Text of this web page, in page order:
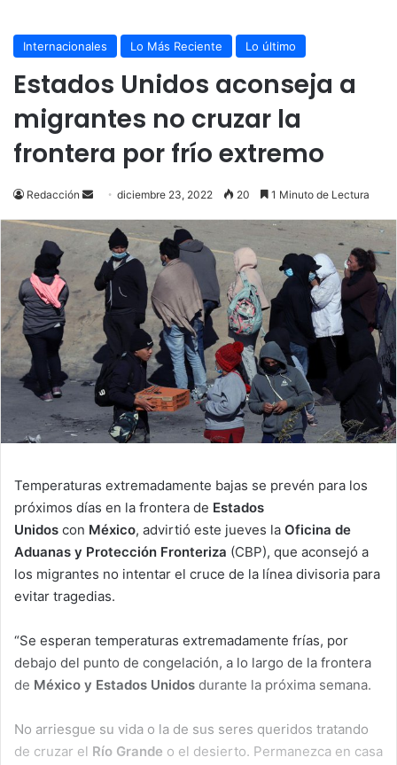
Internacionales Lo Más Reciente Lo último
Estados Unidos aconseja a
migrantes no cruzar la
frontera por frío extremo
Redacción
Send
email
diciembre 23, 2022 20 1 Minuto de Lectura
Temperaturas extremadamente bajas se prevén para los
próximos días en la frontera de Estados
Unidos con México, advirtió este jueves la Oficina de
Aduanas y Protección Fronteriza (CBP), que aconsejó a
los migrantes no intentar el cruce de la línea divisoria para
evitar tragedias.
“Se esperan temperaturas extremadamente frías, por
debajo del punto de congelación, a lo largo de la frontera
de México y Estados Unidos durante la próxima semana.
No arriesgue su vida o la de sus seres queridos tratando
de cruzar el Río Grande o el desierto. Permanezca en casa